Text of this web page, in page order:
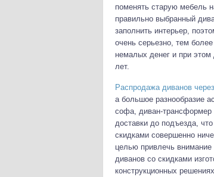
поменять старую мебель
правильно выбранный
заполнить интерьер,
очень серьезно, тем более
немалых денег и при
лет.
Распродажа диванов
а большое разнообразие
софа, диван-трансформер
доставки до подъезда,
скидками совершенно
целью привлечь
диванов со скидками
конструкционных